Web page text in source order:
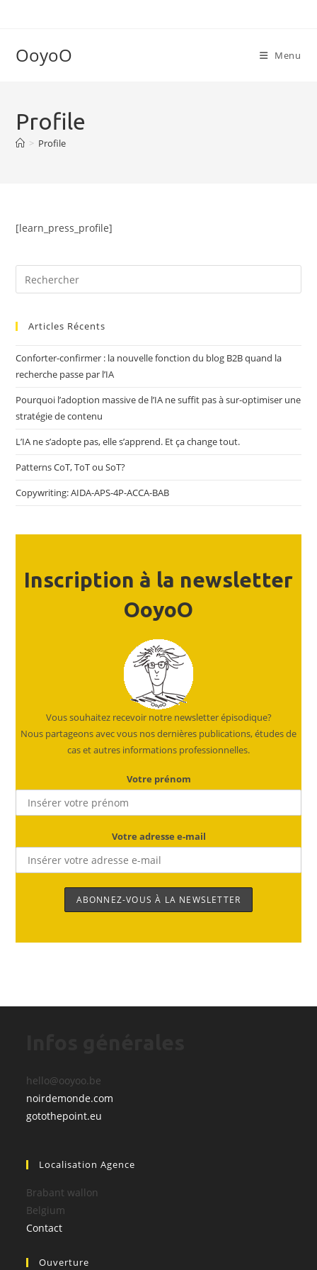
OoyoO Menu
Profile
> Profile
[learn_press_profile]
Articles Récents
Conforter-confirmer : la nouvelle fonction du blog B2B quand la
recherche passe par l’IA
Pourquoi l’adoption massive de l’IA ne suffit pas à sur-optimiser une
stratégie de contenu
L’IA ne s’adopte pas, elle s’apprend. Et ça change tout.
Patterns CoT, ToT ou SoT?
Copywriting: AIDA-APS-4P-ACCA-BAB
Inscription à la newsletter
OoyoO
Vous souhaitez recevoir notre newsletter épisodique?
Nous partageons avec vous nos dernières publications, études de
cas et autres informations professionnelles.
Votre prénom
Votre adresse e-mail
hello@ooyoo.be
noirdemonde.com
gotothepoint.eu
Localisation Agence
Brabant wallon
Belgium
Contact
Ouverture